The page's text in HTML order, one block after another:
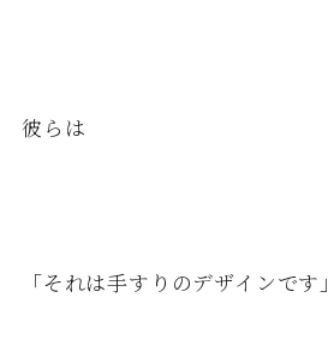
彼らは
「それは手すりのデザインです」